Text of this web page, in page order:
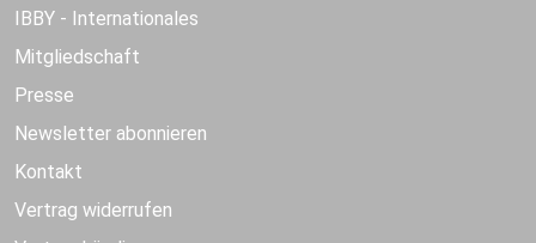
IBBY - Internationales
Mitgliedschaft
Presse
Newsletter abonnieren
Kontakt
Vertrag widerrufen